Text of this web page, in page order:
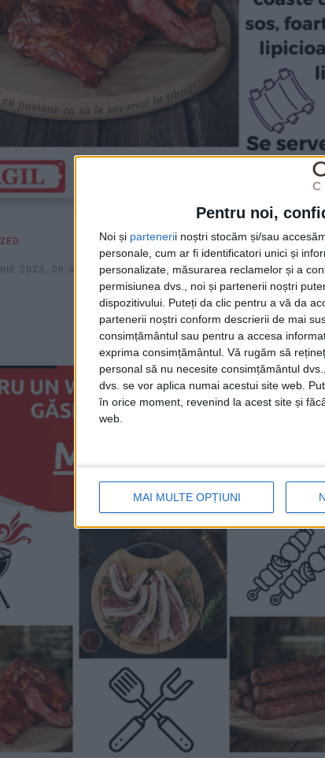
Pentru noi,
Noi și partenerii noștri stocăm și/sau
personale, cum ar fi identificatori unici și
personalizate, măsurarea reclamelor și a
permisiunea dvs., noi și partenerii noștri
dispozitivului. Puteți da clic pentru a vă da
partenerii noștri conform descrierii de mai
consimțământul sau pentru a accesa
exprima consimțământul. Vă rugăm să
personal să nu necesite consimțământul
dvs. se vor aplica numai acestui site web.
în orice moment, revenind la acest site și
web.
MAI MULTE OPȚIUNI
2023, 08:48 AM 1 MINUT DE CITIRE